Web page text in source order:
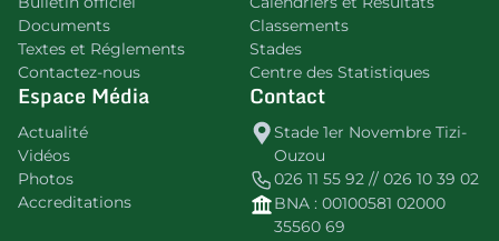
Documents
Textes et Réglements
Contactez-nous
Classements
Stades
Centre des Statistiques
Espace Média
Actualité
Vidéos
Photos
Accreditations
Contact
Stade 1er Novembre Tizi-
Ouzou
026 11 55 92 // 026 10 39 02
BNA : 00100581 02000
35560 69